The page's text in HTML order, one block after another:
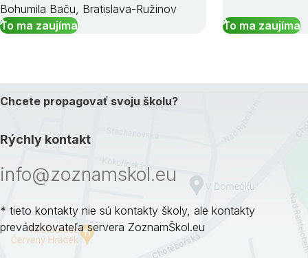
Bohumila Baču, Bratislava-Ružinov
To ma zaujíma
To ma zaujíma
Chcete propagovať svoju školu?
Rýchly kontakt
info@zoznamskol.eu
* tieto kontakty nie sú kontakty školy, ale kontakty
prevádzkovateľa servera ZoznamŠkol.eu